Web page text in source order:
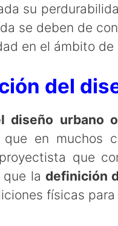
su
se deben de
en el ámbito
del
diseño urbano
que en muchos
que
la definición
físicas